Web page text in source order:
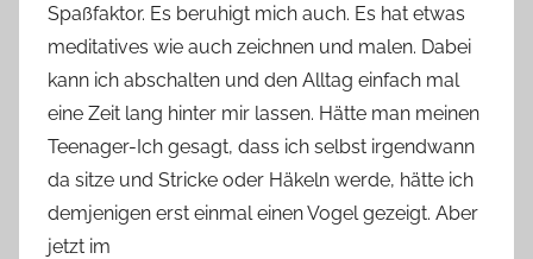
o
n
n
e
Spaßfaktor. Es beruhigt mich auch. Es hat etwas
meditatives wie auch zeichnen und malen. Dabei
kann ich abschalten und den Alltag einfach mal
eine Zeit lang hinter mir lassen. Hätte man meinen
Teenager-Ich gesagt, dass ich selbst irgendwann
da sitze und Stricke oder Häkeln werde, hätte ich
demjenigen erst einmal einen Vogel gezeigt. Aber
jetzt im